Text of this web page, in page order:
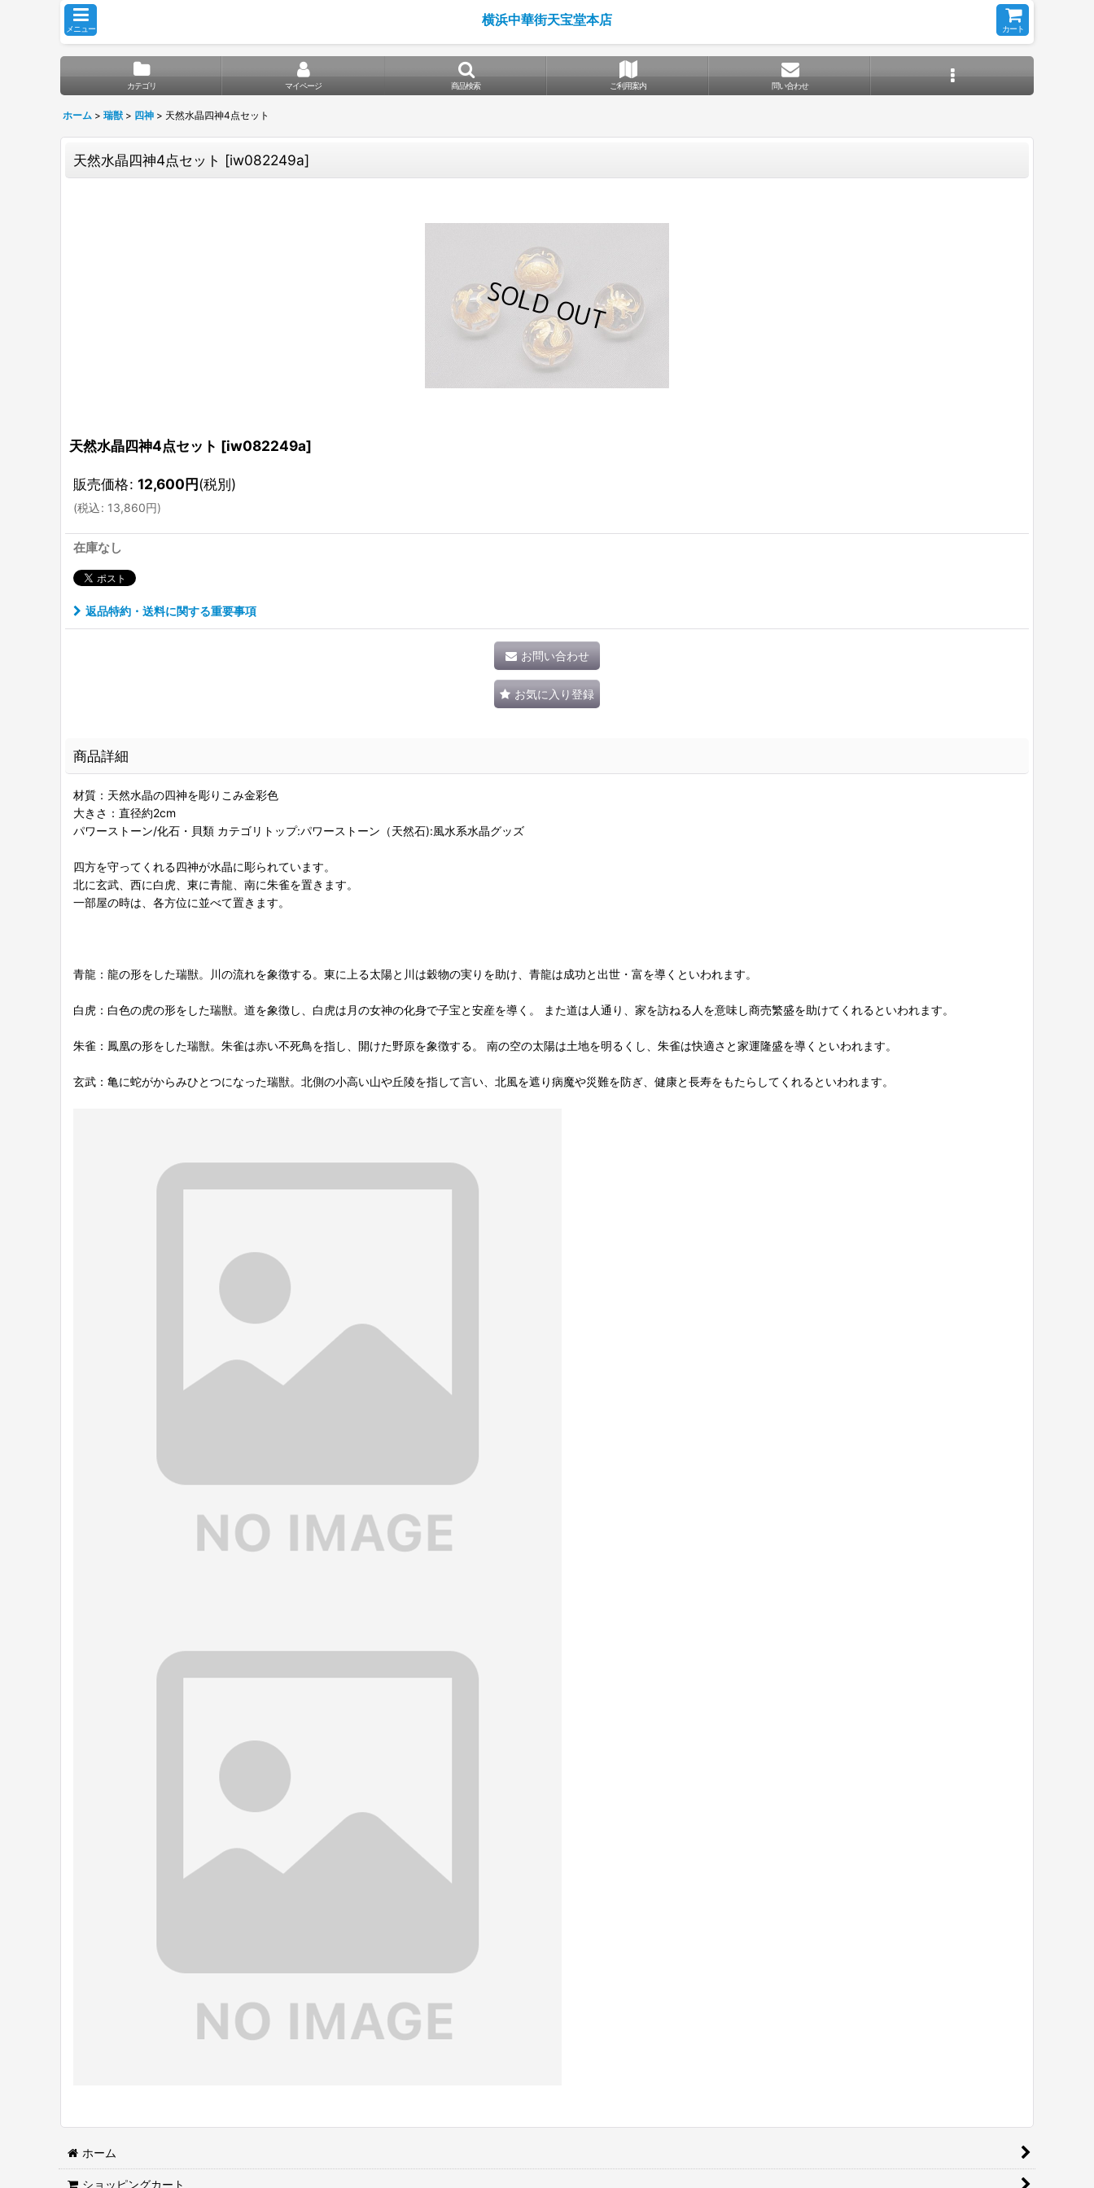
メニュー
横浜中華街天宝堂本店
カート
カテゴリ マイページ 商品検索 ご利用案内 問い合わせ
ホーム > 瑞獣 > 四神 > 天然水晶四神4点セット
天然水晶四神4点セット [iw082249a]
天然水晶四神4点セット [iw082249a]
販売価格: 12,600円(税別)
(税込: 13,860円)
在庫なし
返品特約・送料に関する重要事項
お問い合わせ
お気に入り登録
商品詳細
材質：天然水晶の四神を彫りこみ金彩色
大きさ：直径約2cm
パワーストーン/化石・貝類 カテゴリトップ:パワーストーン（天然石):風水系水晶グッズ
四方を守ってくれる四神が水晶に彫られています。
北に玄武、西に白虎、東に青龍、南に朱雀を置きます。
一部屋の時は、各方位に並べて置きます。
青龍：龍の形をした瑞獣。川の流れを象徴する。東に上る太陽と川は穀物の実りを助け、青龍は成功と出世・富を導くといわれます。
白虎：白色の虎の形をした瑞獣。道を象徴し、白虎は月の女神の化身で子宝と安産を導く。 また道は人通り、家を訪ねる人を意味し商売繁盛を助けてくれるといわれます。
朱雀：鳳凰の形をした瑞獣。朱雀は赤い不死鳥を指し、開けた野原を象徴する。 南の空の太陽は土地を明るくし、朱雀は快適さと家運隆盛を導くといわれます。
玄武：亀に蛇がからみひとつになった瑞獣。北側の小高い山や丘陵を指して言い、北風を遮り病魔や災難を防ぎ、健康と長寿をもたらしてくれるといわれます。
ホーム
ショッピングカート